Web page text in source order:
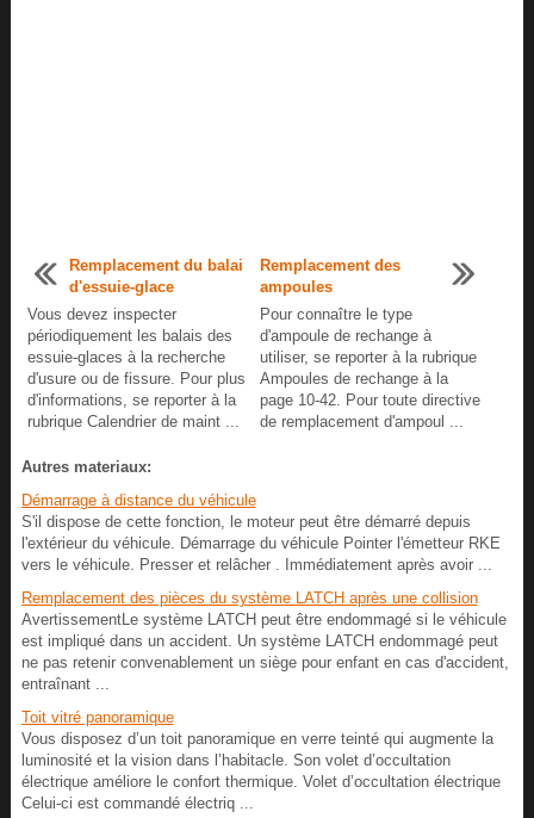
Remplacement du balai
d'essuie-glace
Vous devez inspecter
périodiquement les balais des
essuie-glaces à la recherche
d'usure ou de fissure. Pour plus
d'informations, se reporter à la
rubrique Calendrier de maint ...
Remplacement des
ampoules
Pour connaître le type
d'ampoule de rechange à
utiliser, se reporter à la rubrique
Ampoules de rechange à la
page 10-42. Pour toute directive
de remplacement d'ampoul ...
Autres materiaux:
Démarrage à distance du véhicule
S'il dispose de cette fonction, le moteur peut être démarré depuis
l'extérieur du véhicule. Démarrage du véhicule Pointer l'émetteur RKE
vers le véhicule. Presser et relâcher . Immédiatement après avoir ...
Remplacement des pièces du système LATCH après une collision
AvertissementLe système LATCH peut être endommagé si le véhicule
est impliqué dans un accident. Un système LATCH endommagé peut
ne pas retenir convenablement un siège pour enfant en cas d'accident,
entraînant ...
Toit vitré panoramique
Vous disposez d’un toit panoramique en verre teinté qui augmente la
luminosité et la vision dans l’habitacle. Son volet d’occultation
électrique améliore le confort thermique. Volet d’occultation électrique
Celui-ci est commandé électriq ...